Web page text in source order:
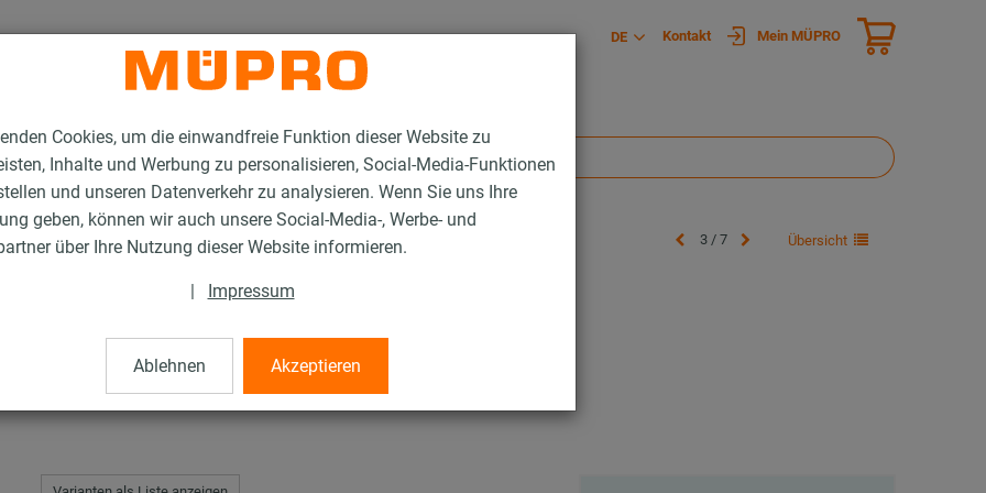
Cookies, um die einwandfreie Funktion dieser Website zu
Inhalte und Werbung zu personalisieren, Social-Media-Funktionen
und unseren Datenverkehr zu analysieren. Wenn Sie uns Ihre
geben, können wir auch unsere Social-Media-, Werbe- und
über Ihre Nutzung dieser Website informieren.
| Impressum
Ablehnen Akzeptieren
DE Kontakt Mein MÜPRO
Rohrschellen Schraubrohrschellen 3 / 7 Übersicht